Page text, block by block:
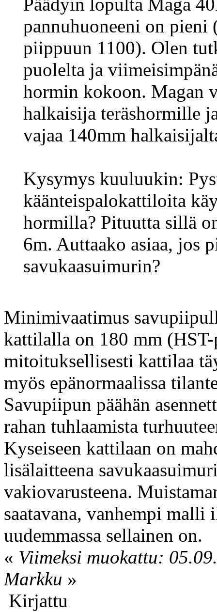
Päädyin lopulta Maga
pannuhuoneeni on pieni
piippuun 1100). Olen
puolelta ja
hormin kokoon. Magan
halkaisija teräshormille
vajaa 140mm
Kysymys kuuluukin:
käänteispalokattiloita
hormilla? Pituutta sillä
6m. Auttaako asiaa, jos
savukaasuimurin?
Minimivaatimus
kattilalla on 180 mm
mitoituksellisesti kattilaa
myös epänormaalissa
Savupiipun päähän
rahan tuhlaamista
Kyseiseen kattilaan on
lisälaitteena
vakiovarusteena.
saatavana, vanhempi malli
uudemmassa sellainen on.
« Viimeksi muokattu:
Markku »
Kirjattu